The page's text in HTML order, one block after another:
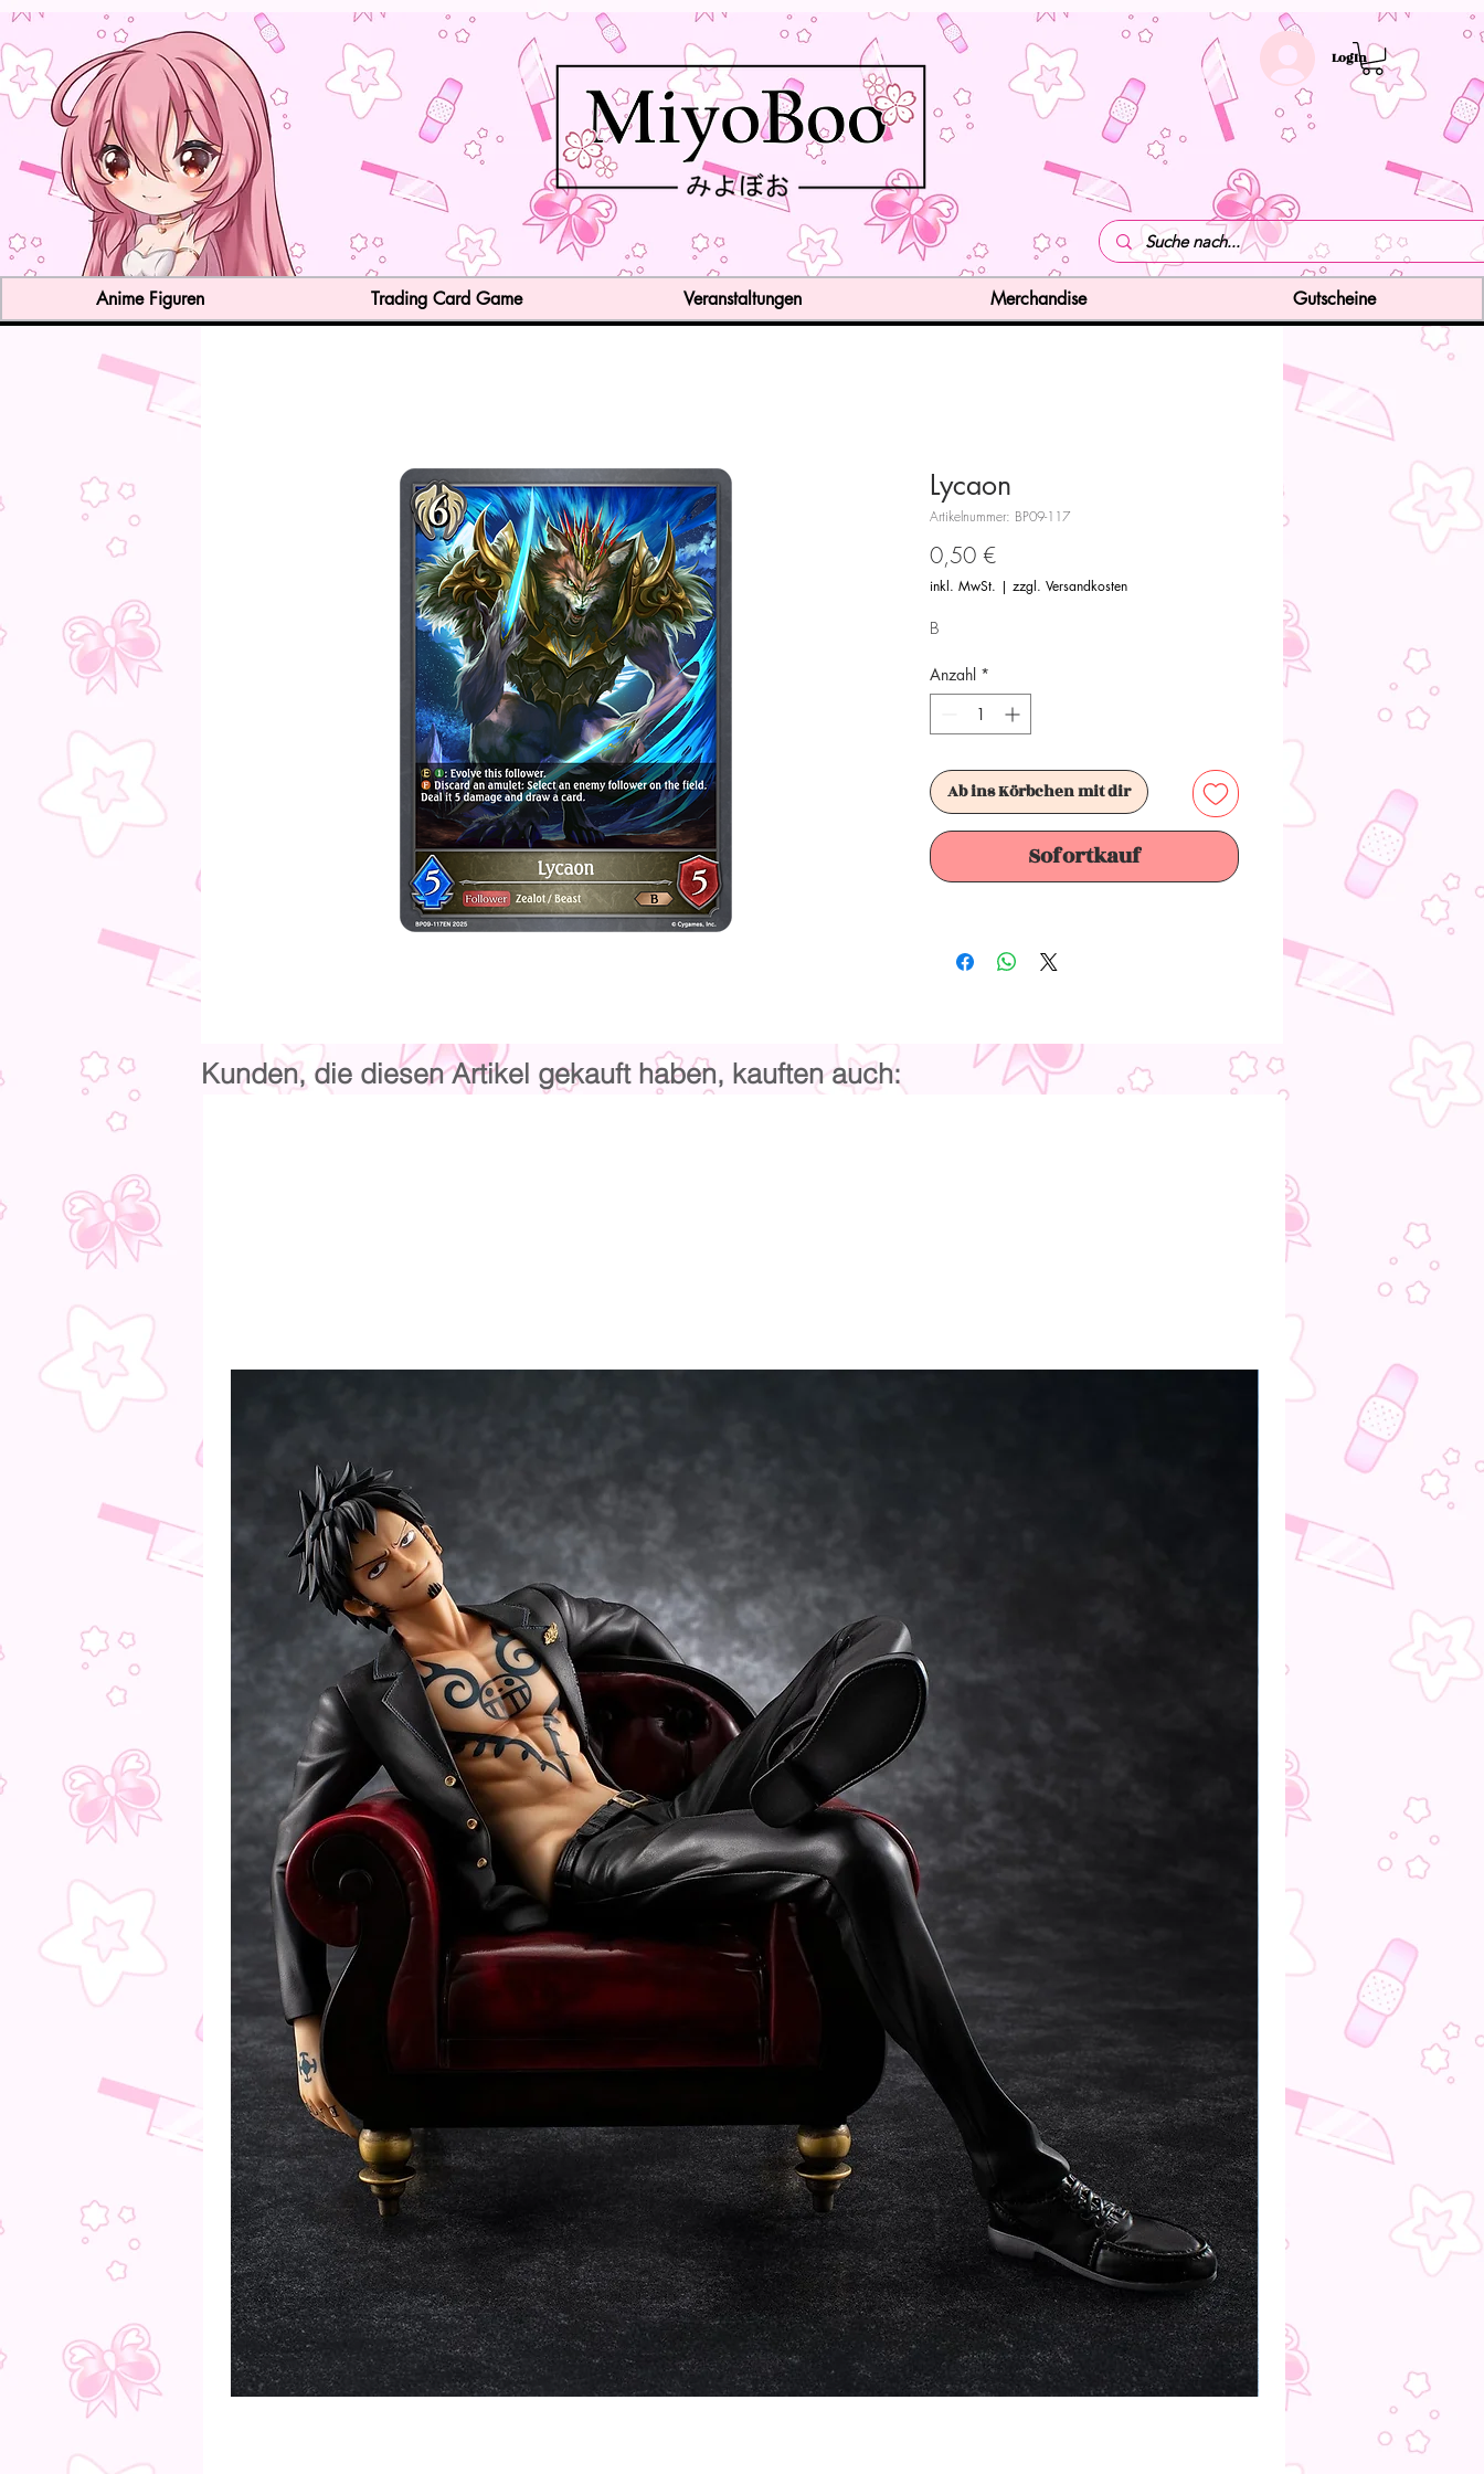
LogIn
Lycaon
Artikelnummer: BP09-117
0,50 €Preis
inkl. MwSt. | zzgl. Versandkosten
B
Anzahl *
Ab ins Körbchen mit dir
Sofortkauf
Kunden, die diesen Artikel gekauft haben, kauften auch:
Anime Figuren Trading Card Game Veranstaltungen Merchandise Gutscheine